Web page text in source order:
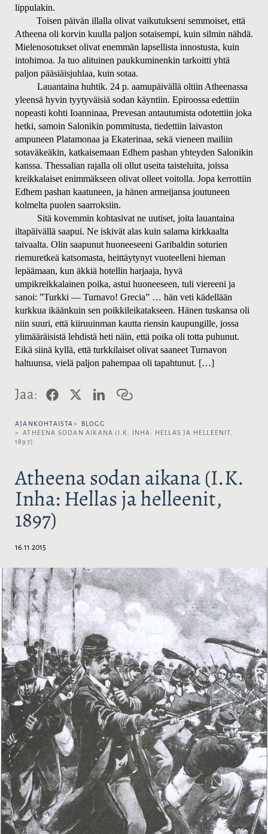
lippulakin.
Toisen päivän illalla olivat vaikutukseni semmoiset, että
Atheena oli korvin kuulla paljon sotaisempi, kuin silmin nähdä.
Mielenosotukset olivat enemmän lapsellista innostusta, kuin
intohimoa. Ja tuo alituinen paukkuminenkin tarkoitti yhtä
paljon pääsiäisjuhlaa, kuin sotaa.
Lauantaina huhtik. 24 p. aamupäivällä oltiin Atheenassa
yleensä hyvin tyytyväisiä sodan käyntiin. Epiroossa edettiin
nopeasti kohti Ioanninaa, Prevesan antautumista odotettiin joka
hetki, samoin Salonikin pommitusta, tiedettiin laivaston
ampuneen Platamonaa ja Ekaterinaa, sekä vieneen mailiin
sotaväkeäkin, katkaisemaan Edhem pashan yhteyden Salonikin
kanssa. Thessalian rajalla oli ollut useita taisteluita, joissa
kreikkalaiset enimmäkseen olivat olleet voitolla. Jopa kerrottiin
Edhem pashan kaatuneen, ja hänen armeijansa joutuneen
kolmelta puolen saarroksiin.
Sitä kovemmin kohtasivat ne uutiset, joita lauantaina
iltapäivällä saapui. Ne iskivät alas kuin salama kirkkaalta
taivaalta. Olin saapunut huoneeseeni Garibaldin soturien
riemuretkeä katsomasta, heittäytynyt vuoteelleni hieman
lepäämaan, kun äkkiä hotellin harjaaja, hyvä
umpikreikkalainen poika, astui huoneeseen, tuli viereeni ja
sanoi: ”Turkki — Turnavo! Grecia” … hän veti kädellään
kurkkua ikäänkuin sen poikkileikatakseen. Hänen tuskansa oli
niin suuri, että kiiruuinman kautta riensin kaupungille, jossa
ylimääräisistä lehdistä heti näin, että poika oli totta puhunut.
Eikä siinä kyllä, että turkkilaiset olivat saaneet Turnavon
haltuunsa, vielä paljon pahempaa oli tapahtunut. […]
Jaa:
e
b
e
o
o
n
k
k
i
AJANKOHTAISTA
BLOGG
ATHEENA SODAN AIKANA (I.K. INHA: HELLAS JA HELLEENIT,
1897)
Atheena sodan aikana (I.K.
Inha: Hellas ja helleenit,
1897)
16.11.2015